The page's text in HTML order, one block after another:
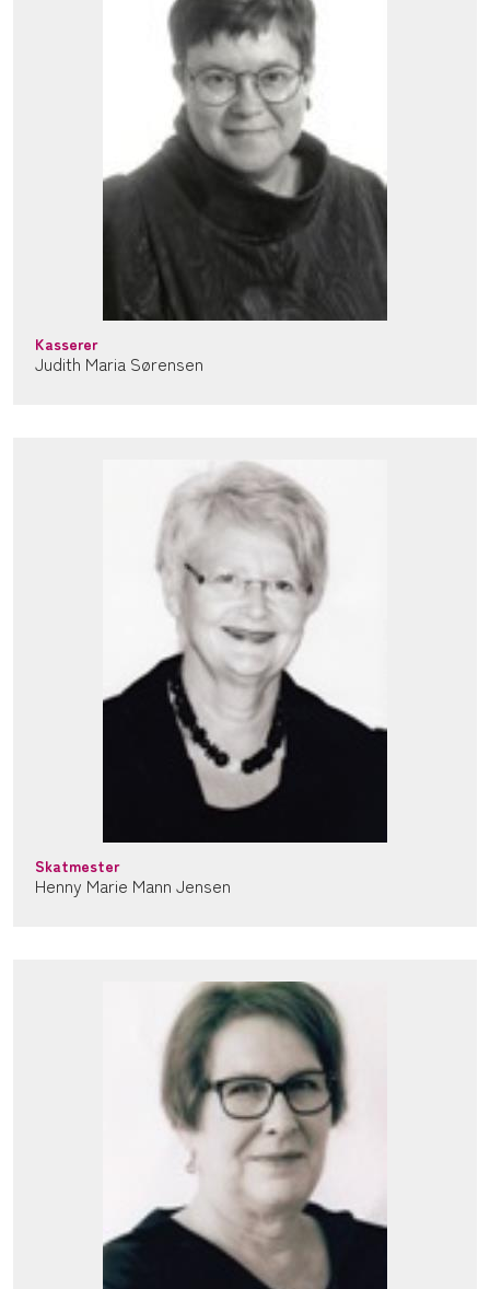
Kasserer
Judith Maria Sørensen
Skatmester
Henny Marie Mann Jensen